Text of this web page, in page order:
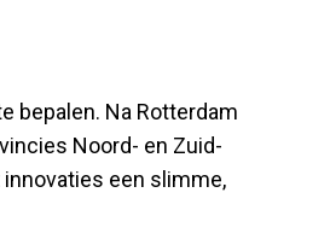
bepalen. Na Rotterdam
Noord- en Zuid-
een slimme,